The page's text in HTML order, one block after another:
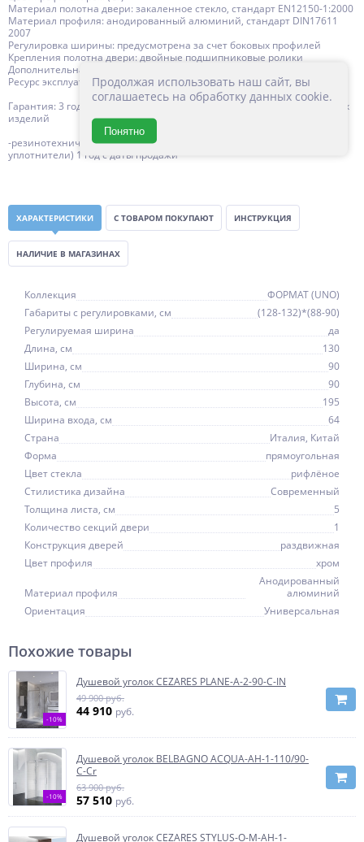
Материал полотна двери: закаленное стекло, стандарт EN12150-1:2000
Материал профиля: анодированный алюминий, стандарт DIN17611
2007
Регулировка ширины: предусмотрена за счет боковых профилей
Крепления полотна двери: двойные подшипниковые ролики
Дополнительная информация: поддон приобретается отдельно
Ресурс эксплуатации: 15 лет
Гарантия: 3 года с даты продажи, за исключением резинотехнических
изделий
-резинотехнические изделия (силиконовые уплотнители, магнитные
уплотнители) 1 год с даты продажи
ХАРАКТЕРИСТИКИ С ТОВАРОМ ПОКУПАЮТ ИНСТРУКЦИЯ
НАЛИЧИЕ В МАГАЗИНАХ
Коллекция
ФОРМАТ (UNO)
Габариты с регулировками, см
(128-132)*(88-90)
Регулируемая ширина
да
Длина, см
130
Ширина, см
90
Глубина, см
90
Высота, см
195
Ширина входа, см
64
Страна
Италия, Китай
Форма
прямоугольная
Цвет стекла
рифлёное
Стилистика дизайна
Современный
Толщина листа, см
5
Количество секций двери
1
Конструкция дверей
раздвижная
Цвет профиля
хром
Материал профиля
Анодированный
алюминий
Ориентация
Универсальная
Похожие товары
-10%
Душевой уголок CEZARES PLANE-A-2-90-C-IN
49 900 руб.
44 910 руб.
-10%
Душевой уголок BELBAGNO ACQUA-AH-1-110/90-
C-Cr
63 900 руб.
57 510 руб.
Душевой уголок CEZARES STYLUS-O-M-AH-1-
Продолжая использовать наш сайт, вы
соглашаетесь на обработку данных cookie.
Понятно